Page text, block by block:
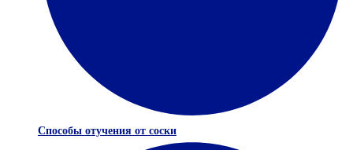
Способы отучения от соски